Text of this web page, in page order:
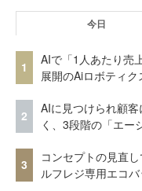
今日
1
AIで「1人あたり売
展開のAiロボティ
2
AIに見つけられ顧
く、3段階の「エー
3
コンセプトの見直
ルフレジ専用エコ